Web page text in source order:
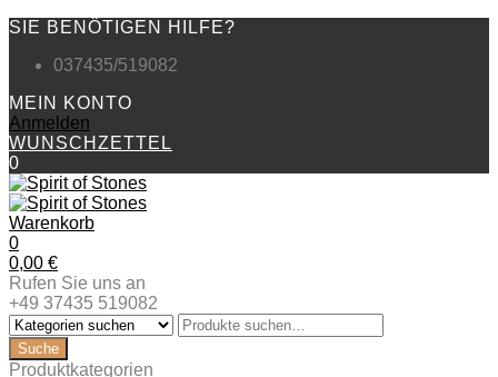
SIE BENÖTIGEN HILFE?
037435/519082
MEIN KONTO
Anmelden
WUNSCHZETTEL
0
Warenkorb
0
0,00 €
Rufen Sie uns an
+49 37435 519082
Produktkategorien